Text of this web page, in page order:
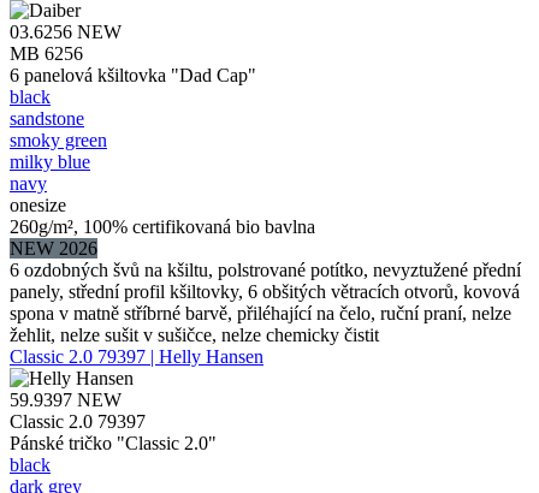
03.6256 NEW
MB 6256
6 panelová kšiltovka "Dad Cap"
black
sandstone
smoky green
milky blue
navy
onesize
260g/m², 100% certifikovaná bio bavlna
NEW 2026
6 ozdobných švů na kšiltu, polstrované potítko, nevyztužené přední
panely, střední profil kšiltovky, 6 obšitých větracích otvorů, kovová
spona v matně stříbrné barvě, přiléhající na čelo, ruční praní, nelze
žehlit, nelze sušit v sušičce, nelze chemicky čistit
Classic 2.0 79397 | Helly Hansen
59.9397 NEW
Classic 2.0 79397
Pánské tričko "Classic 2.0"
black
dark grey